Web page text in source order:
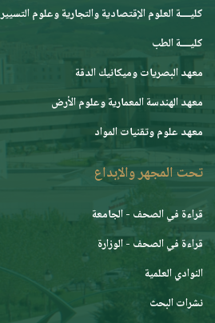
كليــــة العلوم الإقتصادية والتجارية وعلوم التسيير
كليــــة الطب
معهد البصريات وميكانيك الدقة
معهد الهندسة المعمارية وعلوم الأرض
معهد علوم وتقنيات المواد
تحت المجهر والإبداع
قراءة في الصحف - الجامعة
قراءة في الصحف - الوزارة
النوادي العلمية
نشرات البحث